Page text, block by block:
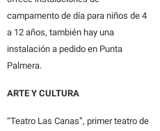
campamento de día para niños de 4
a 12 años, también hay una
instalación a pedido en Punta
Palmera.
ARTE Y CULTURA
“Teatro Las Canas”, primer teatro de